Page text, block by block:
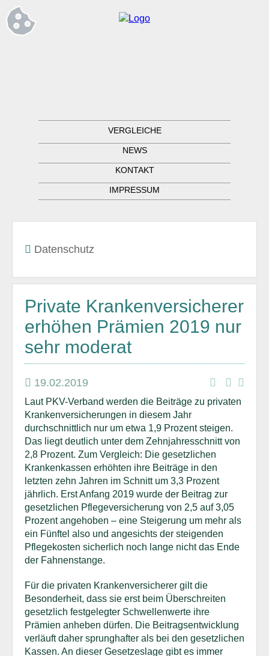
VERGLEICHE
NEWS
KONTAKT
IMPRESSUM
Datenschutz
Private Krankenversicherer
erhöhen Prämien 2019 nur
sehr moderat
19.02.2019
Laut PKV-Verband werden die Beiträge zu privaten
Krankenversicherungen in diesem Jahr
durchschnittlich nur um etwa 1,9 Prozent steigen.
Das liegt deutlich unter dem Zehnjahresschnitt von
2,8 Prozent. Zum Vergleich: Die gesetzlichen
Krankenkassen erhöhten ihre Beiträge in den
letzten zehn Jahren im Schnitt um 3,3 Prozent
jährlich. Erst Anfang 2019 wurde der Beitrag zur
gesetzlichen Pflegeversicherung von 2,5 auf 3,05
Prozent angehoben – eine Steigerung um mehr als
ein Fünftel also und angesichts der steigenden
Pflegekosten sicherlich noch lange nicht das Ende
der Fahnenstange.
Für die privaten Krankenversicherer gilt die
Besonderheit, dass sie erst beim Überschreiten
gesetzlich festgelegter Schwellenwerte ihre
Prämien anheben dürfen. Die Beitragsentwicklung
verläuft daher sprunghafter als bei den gesetzlichen
Kassen. An dieser Gesetzeslage gibt es immer